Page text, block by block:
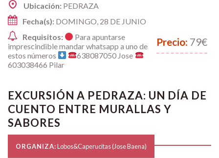
Ubicación: PEDRAZA
Fecha(s): DOMINGO, 28 DE JUNIO
Precio: 79€
Requisitos:
Para apuntarse
imprescindible mandar whatsapp a uno de
estos números
638087050 Jose
603038466 Pilar
EXCURSIÓN A PEDRAZA: UN DÍA DE
CUENTO ENTRE MURALLAS Y
SABORES
ORGANIZA:Lobos&Caperucitas (Jose Baena)